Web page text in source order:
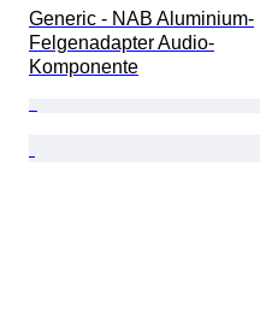
Generic - NAB Aluminium-
Felgenadapter Audio-
Komponente